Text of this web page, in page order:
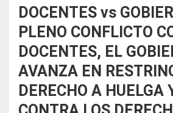
DOCENTES vs
PLENO CONFLICTO
DOCENTES, EL
AVANZA EN
DERECHO A HUELGA